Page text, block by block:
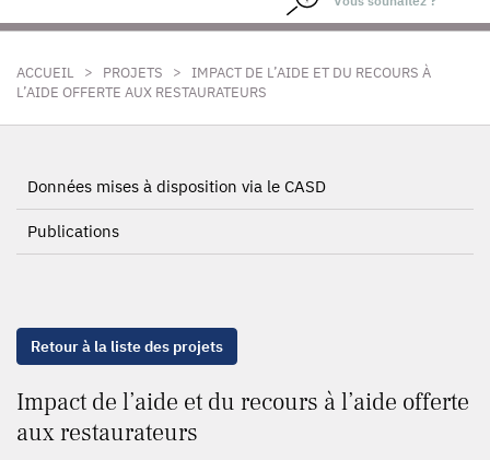
ACCUEIL > PROJETS > IMPACT DE L’AIDE ET DU RECOURS À
L’AIDE OFFERTE AUX RESTAURATEURS
Données mises à disposition via le CASD
Publications
Retour à la liste des projets
Impact de l’aide et du recours à l’aide offerte
aux restaurateurs